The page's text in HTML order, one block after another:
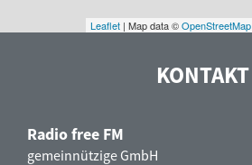
Leaflet | Map data ©OpenStreetMap
KONTAKT
Radio free FM
gemeinnützige GmbH